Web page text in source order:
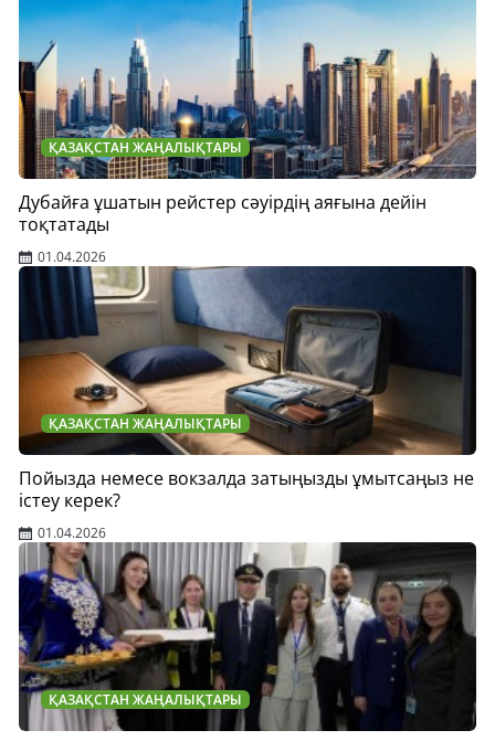
ҚАЗАҚСТАН ЖАҢАЛЫҚТАРЫ
Дубайға ұшатын рейстер сәуірдің аяғына дейін
тоқтатады
01.04.2026
ҚАЗАҚСТАН ЖАҢАЛЫҚТАРЫ
Пойызда немесе вокзалда затыңызды ұмытсаңыз не
істеу керек?
01.04.2026
ҚАЗАҚСТАН ЖАҢАЛЫҚТАРЫ